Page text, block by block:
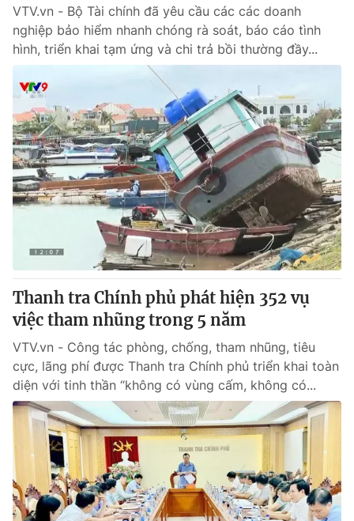
VTV.vn - Bộ Tài chính đã yêu cầu các các doanh
nghiệp bảo hiểm nhanh chóng rà soát, báo cáo tình
hình, triển khai tạm ứng và chi trả bồi thường đầy...
Thanh tra Chính phủ phát hiện 352 vụ
việc tham nhũng trong 5 năm
VTV.vn - Công tác phòng, chống, tham nhũng, tiêu
cực, lãng phí được Thanh tra Chính phủ triển khai toàn
diện với tinh thần “không có vùng cấm, không có...